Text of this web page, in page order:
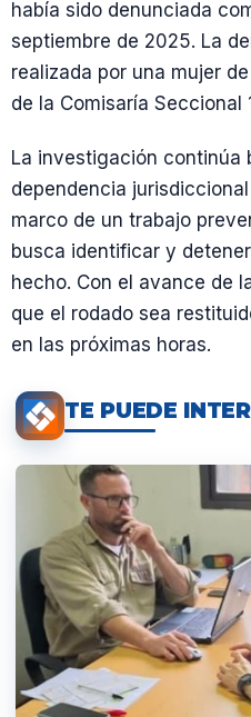
había sido denunciada
septiembre de 2025. La
realizada por una mujer
de la Comisaría Seccional
La investigación continúa
dependencia
marco de un trabajo
busca identificar y
hecho. Con el avance de
que el rodado sea
en las próximas horas.
TE PUEDE